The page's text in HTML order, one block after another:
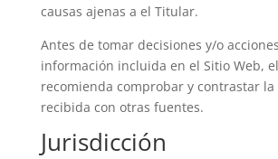
causas ajenas a el Titular.
Antes de tomar decisiones y/o
información incluida en el Sitio Web,
recomienda comprobar y contrastar
recibida con otras fuentes.
Jurisdicción